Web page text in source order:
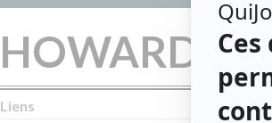
HOWARD
Liens